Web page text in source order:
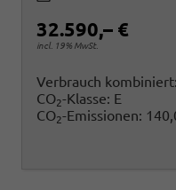
32.590,– €
incl. 19% MwSt.
Verbrauch kombiniert:
CO2-Klasse: E
CO2-Emissionen: